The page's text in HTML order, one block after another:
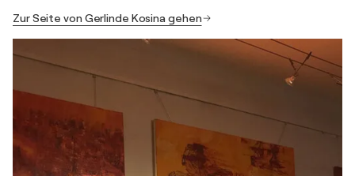
Zur Seite von Gerlinde Kosina gehen